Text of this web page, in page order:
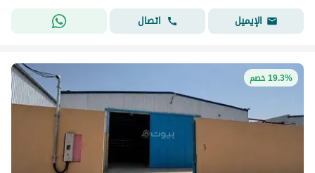
الإيميل
اتصال
19.3% خصم